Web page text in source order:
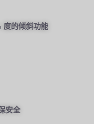
度的倾斜功能
安全